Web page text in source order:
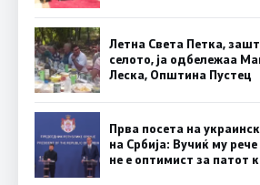
Летна Света Петка,
селото, ја одбележаа
Леска, Општина Пустец
Прва посета на
на Србија: Вучиќ му
не е оптимист за патот